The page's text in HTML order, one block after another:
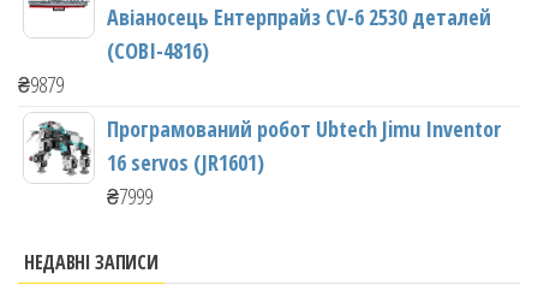
Авіаносець Ентерпрайз CV-6 2530 деталей
(COBI-4816)
₴9879
Програмований робот Ubtech Jimu Inventor
16 servos (JR1601)
₴7999
НЕДАВНІ ЗАПИСИ